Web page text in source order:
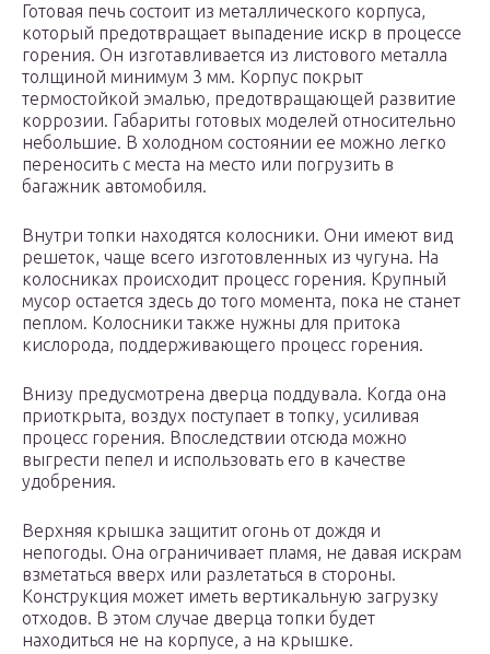
Готовая печь состоит из металлического корпуса,
который предотвращает выпадение искр в процессе
горения. Он изготавливается из листового металла
толщиной минимум 3 мм. Корпус покрыт
термостойкой эмалью, предотвращающей развитие
коррозии. Габариты готовых моделей относительно
небольшие. В холодном состоянии ее можно легко
переносить с места на место или погрузить в
багажник автомобиля.
Внутри топки находятся колосники. Они имеют вид
решеток, чаще всего изготовленных из чугуна. На
колосниках происходит процесс горения. Крупный
мусор остается здесь до того момента, пока не станет
пеплом. Колосники также нужны для притока
кислорода, поддерживающего процесс горения.
Внизу предусмотрена дверца поддувала. Когда она
приоткрыта, воздух поступает в топку, усиливая
процесс горения. Впоследствии отсюда можно
выгрести пепел и использовать его в качестве
удобрения.
Верхняя крышка защитит огонь от дождя и
непогоды. Она ограничивает пламя, не давая искрам
взметаться вверх или разлетаться в стороны.
Конструкция может иметь вертикальную загрузку
отходов. В этом случае дверца топки будет
находиться не на корпусе, а на крышке.